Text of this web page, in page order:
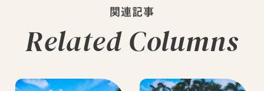
関連記事
Related Columns